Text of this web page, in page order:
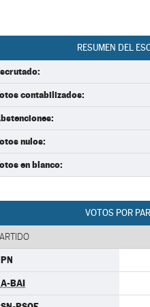
RESUMEN DEL
contabilizados:
nulos:
en blanco:
VOTOS POR
BAI